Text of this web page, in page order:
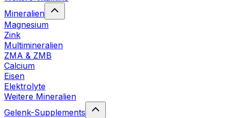
Mineralien
Magnesium
Zink
Multimineralien
ZMA & ZMB
Calcium
Eisen
Elektrolyte
Weitere Mineralien
Gelenk-Supplements